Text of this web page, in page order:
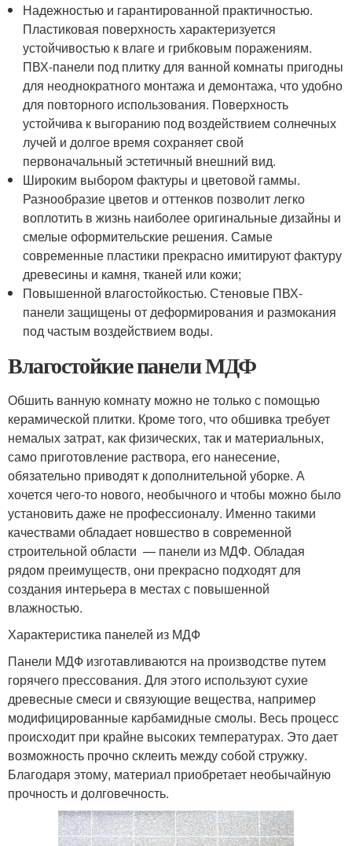
Надежностью и гарантированной практичностью.
Пластиковая поверхность характеризуется
устойчивостью к влаге и грибковым поражениям.
ПВХ-панели под плитку для ванной комнаты пригодны
для неоднократного монтажа и демонтажа, что удобно
для повторного использования. Поверхность
устойчива к выгоранию под воздействием солнечных
лучей и долгое время сохраняет свой
первоначальный эстетичный внешний вид.
Широким выбором фактуры и цветовой гаммы.
Разнообразие цветов и оттенков позволит легко
воплотить в жизнь наиболее оригинальные дизайны и
смелые оформительские решения. Самые
современные пластики прекрасно имитируют фактуру
древесины и камня, тканей или кожи;
Повышенной влагостойкостью. Стеновые ПВХ-
панели защищены от деформирования и размокания
под частым воздействием воды.
Влагостойкие панели МДФ
Обшить ванную комнату можно не только с помощью
керамической плитки. Кроме того, что обшивка требует
немалых затрат, как физических, так и материальных,
само приготовление раствора, его нанесение,
обязательно приводят к дополнительной уборке. А
хочется чего-то нового, необычного и чтобы можно было
установить даже не профессионалу. Именно такими
качествами обладает новшество в современной
строительной области — панели из МДФ. Обладая
рядом преимуществ, они прекрасно подходят для
создания интерьера в местах с повышенной
влажностью.
Характеристика панелей из МДФ
Панели МДФ изготавливаются на производстве путем
горячего прессования. Для этого используют сухие
древесные смеси и связующие вещества, например
модифицированные карбамидные смолы. Весь процесс
происходит при крайне высоких температурах. Это дает
возможность прочно склеить между собой стружку.
Благодаря этому, материал приобретает необычайную
прочность и долговечность.